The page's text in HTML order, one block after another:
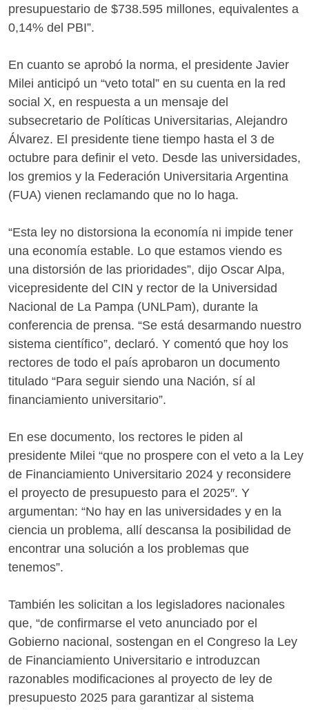
presupuestario de $738.595 millones, equivalentes a
0,14% del PBI”.
En cuanto se aprobó la norma, el presidente Javier
Milei anticipó un “veto total” en su cuenta en la red
social X, en respuesta a un mensaje del
subsecretario de Políticas Universitarias, Alejandro
Álvarez. El presidente tiene tiempo hasta el 3 de
octubre para definir el veto. Desde las universidades,
los gremios y la Federación Universitaria Argentina
(FUA) vienen reclamando que no lo haga.
“Esta ley no distorsiona la economía ni impide tener
una economía estable. Lo que estamos viendo es
una distorsión de las prioridades”, dijo Oscar Alpa,
vicepresidente del CIN y rector de la Universidad
Nacional de La Pampa (UNLPam), durante la
conferencia de prensa. “Se está desarmando nuestro
sistema científico”, declaró. Y comentó que hoy los
rectores de todo el país aprobaron un documento
titulado “Para seguir siendo una Nación, sí al
financiamiento universitario”.
En ese documento, los rectores le piden al
presidente Milei “que no prospere con el veto a la Ley
de Financiamiento Universitario 2024 y reconsidere
el proyecto de presupuesto para el 2025″. Y
argumentan: “No hay en las universidades y en la
ciencia un problema, allí descansa la posibilidad de
encontrar una solución a los problemas que
tenemos”.
También les solicitan a los legisladores nacionales
que, “de confirmarse el veto anunciado por el
Gobierno nacional, sostengan en el Congreso la Ley
de Financiamiento Universitario e introduzcan
razonables modificaciones al proyecto de ley de
presupuesto 2025 para garantizar al sistema